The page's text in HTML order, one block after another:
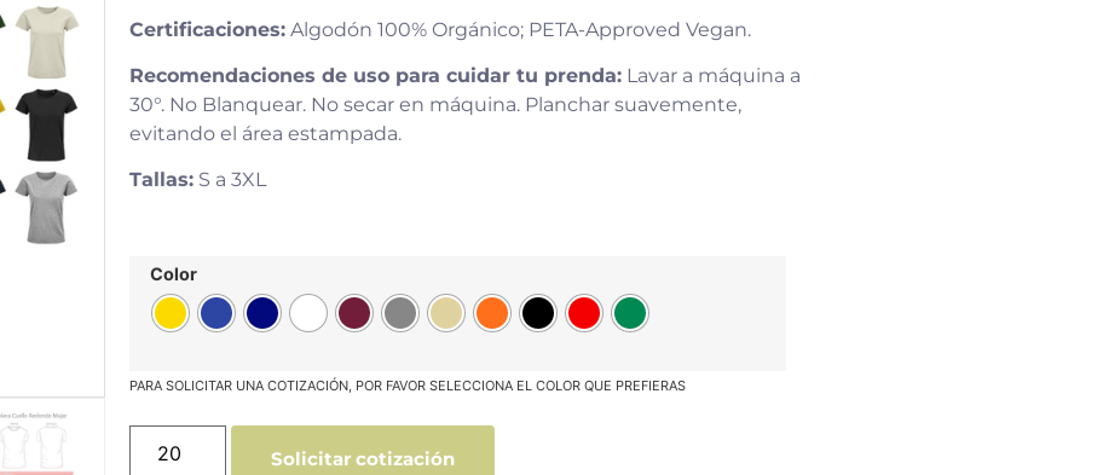
Certificaciones: Algodón 100% Orgánico; PETA-Approved Vegan.
Recomendaciones de uso para cuidar tu prenda: Lavar a máquina a
30°. No Blanquear. No secar en máquina. Planchar suavemente,
evitando el área estampada.
Tallas: S a 3XL
Color
Solicitar cotización